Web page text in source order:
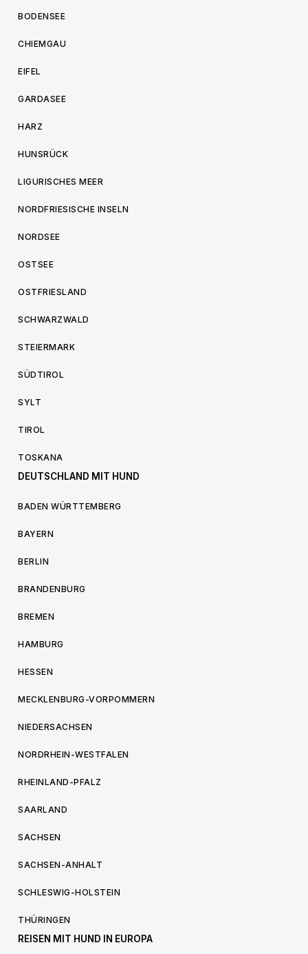
BODENSEE
CHIEMGAU
EIFEL
GARDASEE
HARZ
HUNSRÜCK
LIGURISCHES MEER
NORDFRIESISCHE INSELN
NORDSEE
OSTSEE
OSTFRIESLAND
SCHWARZWALD
STEIERMARK
SÜDTIROL
SYLT
TIROL
TOSKANA
DEUTSCHLAND MIT HUND
BADEN WÜRTTEMBERG
BAYERN
BERLIN
BRANDENBURG
BREMEN
HAMBURG
HESSEN
MECKLENBURG-VORPOMMERN
NIEDERSACHSEN
NORDRHEIN-WESTFALEN
RHEINLAND-PFALZ
SAARLAND
SACHSEN
SACHSEN-ANHALT
SCHLESWIG-HOLSTEIN
THÜRINGEN
REISEN MIT HUND IN EUROPA